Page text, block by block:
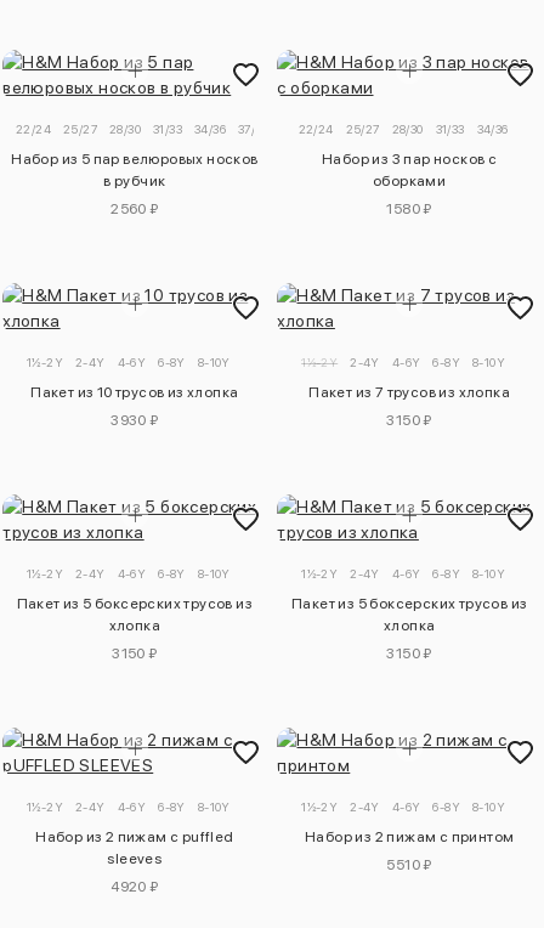
22/24 25/27 28/30 31/33 34/36 37/39 40/42
Набор из 5 пар велюровых носков
в рубчик
2560 ₽
22/24 25/27 28/30 31/33 34/36
Набор из 3 пар носков с
оборками
1580 ₽
1½-2Y 2-4Y 4-6Y 6-8Y 8-10Y
Пакет из 10 трусов из хлопка
3930 ₽
1½-2Y 2-4Y 4-6Y 6-8Y 8-10Y
Пакет из 7 трусов из хлопка
3150 ₽
1½-2Y 2-4Y 4-6Y 6-8Y 8-10Y
Пакет из 5 боксерских трусов из
хлопка
3150 ₽
1½-2Y 2-4Y 4-6Y 6-8Y 8-10Y
Пакет из 5 боксерских трусов из
хлопка
3150 ₽
1½-2Y 2-4Y 4-6Y 6-8Y 8-10Y
Набор из 2 пижам с рuffled
sleeves
4920 ₽
1½-2Y 2-4Y 4-6Y 6-8Y 8-10Y
Набор из 2 пижам с принтом
5510 ₽